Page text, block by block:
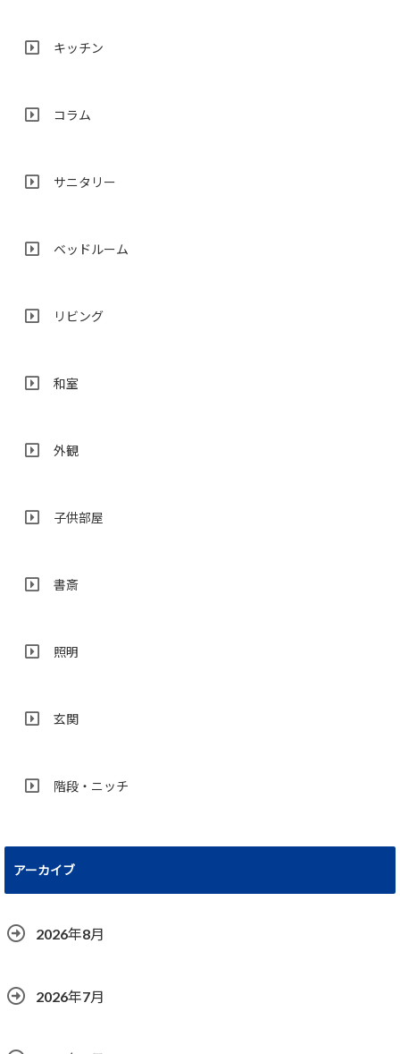
キッチン
コラム
サニタリー
ベッドルーム
リビング
和室
外観
子供部屋
書斎
照明
玄関
階段・ニッチ
アーカイブ
2026年8月
2026年7月